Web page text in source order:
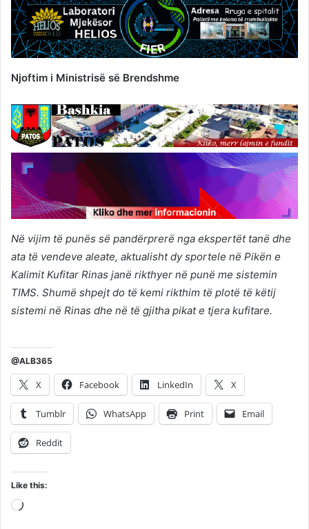
Njoftim i Ministrisë së Brendshme
Në vijim të punës së pandërprerë nga ekspertët tanë dhe
ata të vendeve aleate, aktualisht dy sportele në Pikën e
Kalimit Kufitar Rinas janë rikthyer në punë me sistemin
TIMS. Shumë shpejt do të kemi rikthim të plotë të këtij
sistemi në Rinas dhe në të gjitha pikat e tjera kufitare.
@ALB365
X Facebook LinkedIn X
Tumblr WhatsApp Print Email
Reddit
Like this:
Loading…